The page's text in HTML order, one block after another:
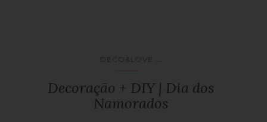
DECO&LOVE
Decoração + DIY | Dia dos
Namorados